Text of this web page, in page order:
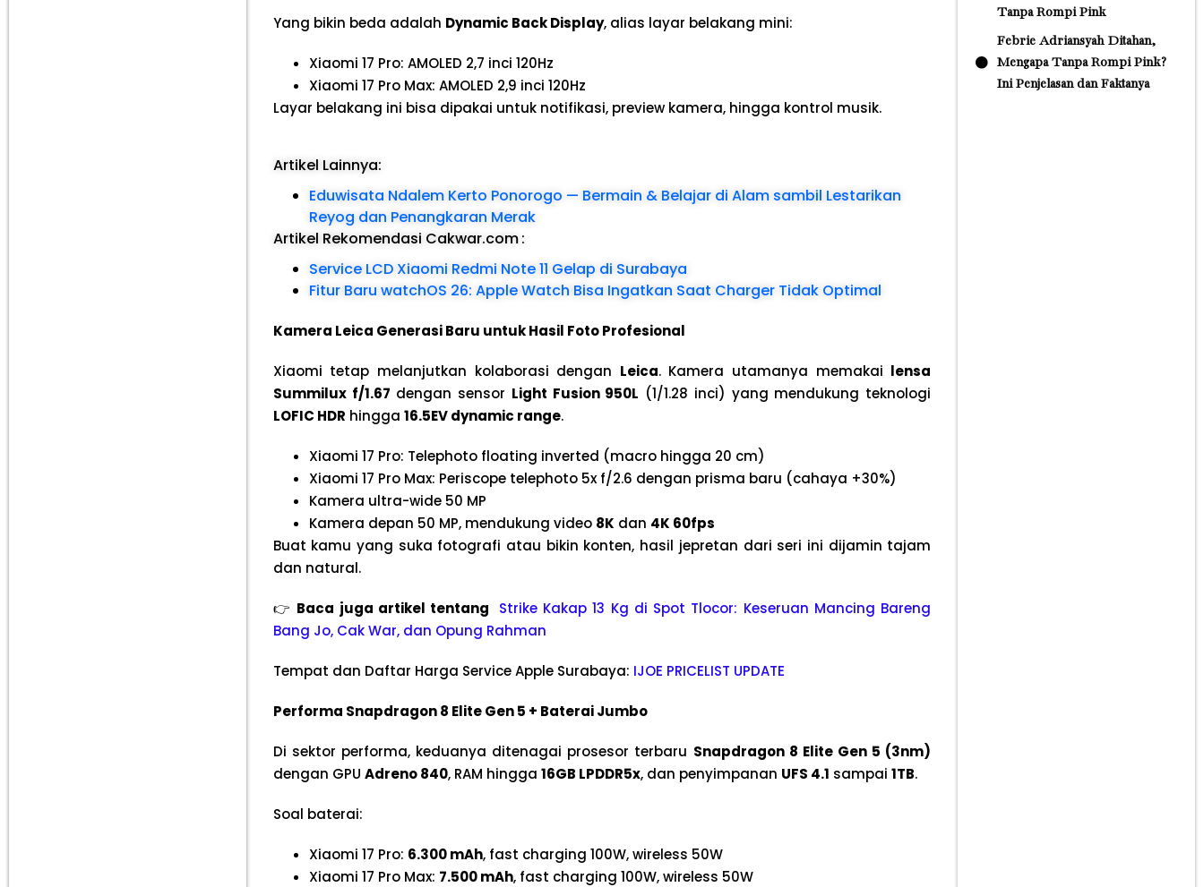
Yang bikin beda adalah Dynamic Back Display, alias layar belakang mini:
Xiaomi 17 Pro: AMOLED 2,7 inci 120Hz
Xiaomi 17 Pro Max: AMOLED 2,9 inci 120Hz
Layar belakang ini bisa dipakai untuk notifikasi, preview kamera, hingga kontrol musik.
Artikel Lainnya:
Eduwisata Ndalem Kerto Ponorogo — Bermain & Belajar di Alam sambil Lestarikan
Reyog dan Penangkaran Merak
Artikel Rekomendasi Cakwar.com:
Service LCD Xiaomi Redmi Note 11 Gelap di Surabaya
Fitur Baru watchOS 26: Apple Watch Bisa Ingatkan Saat Charger Tidak Optimal
Kamera Leica Generasi Baru untuk Hasil Foto Profesional
Xiaomi tetap melanjutkan kolaborasi dengan Leica. Kamera utamanya memakai lensa
Summilux f/1.67 dengan sensor Light Fusion 950L (1/1.28 inci) yang mendukung teknologi
LOFIC HDR hingga 16.5EV dynamic range.
Xiaomi 17 Pro: Telephoto floating inverted (macro hingga 20 cm)
Xiaomi 17 Pro Max: Periscope telephoto 5x f/2.6 dengan prisma baru (cahaya +30%)
Kamera ultra-wide 50 MP
Kamera depan 50 MP, mendukung video 8K dan 4K 60fps
Buat kamu yang suka fotografi atau bikin konten, hasil jepretan dari seri ini dijamin tajam
dan natural.
👉 Baca juga artikel tentang Strike Kakap 13 Kg di Spot Tlocor: Keseruan Mancing Bareng
Bang Jo, Cak War, dan Opung Rahman
Tempat dan Daftar Harga Service Apple Surabaya: IJOE PRICELIST UPDATE
Performa Snapdragon 8 Elite Gen 5 + Baterai Jumbo
Di sektor performa, keduanya ditenagai prosesor terbaru Snapdragon 8 Elite Gen 5 (3nm)
dengan GPU Adreno 840, RAM hingga 16GB LPDDR5x, dan penyimpanan UFS 4.1 sampai 1TB.
Soal baterai:
Xiaomi 17 Pro: 6.300 mAh, fast charging 100W, wireless 50W
Xiaomi 17 Pro Max: 7.500 mAh, fast charging 100W, wireless 50W
Tanpa Rompi Pink
Febrie Adriansyah Ditahan,
Mengapa Tanpa Rompi Pink?
Ini Penjelasan dan Faktanya